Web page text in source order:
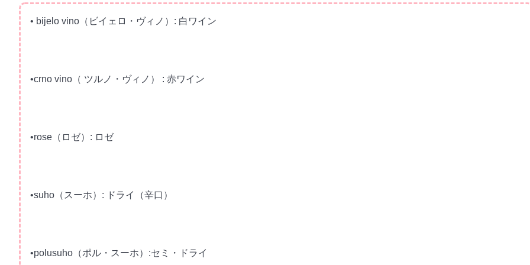
• bijelo vino（ビイェロ・ヴィノ）: 白ワイン
•crno vino（ ツルノ・ヴィノ） : 赤ワイン
•rose（ロゼ）: ロゼ
•suho（スーホ）: ドライ（辛口）
•polusuho（ポル・スーホ）:セミ・ドライ